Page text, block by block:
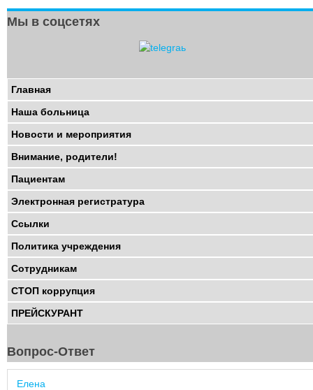
Мы в соцсетях
Главная
Наша больница
Новости и мероприятия
Внимание, родители!
Пациентам
Электронная регистратура
Ссылки
Политика учреждения
Сотрудникам
СТОП коррупция
ПРЕЙСКУРАНТ
Вопрос-Ответ
Елена